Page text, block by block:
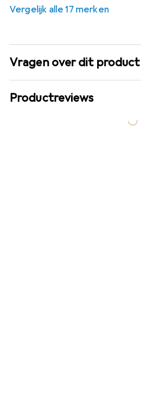
Vergelijk alle 17 merken
Vragen over dit product
Productreviews